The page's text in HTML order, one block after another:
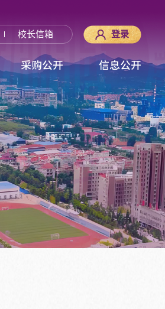
校长信箱 登录
采购公开 信息公开